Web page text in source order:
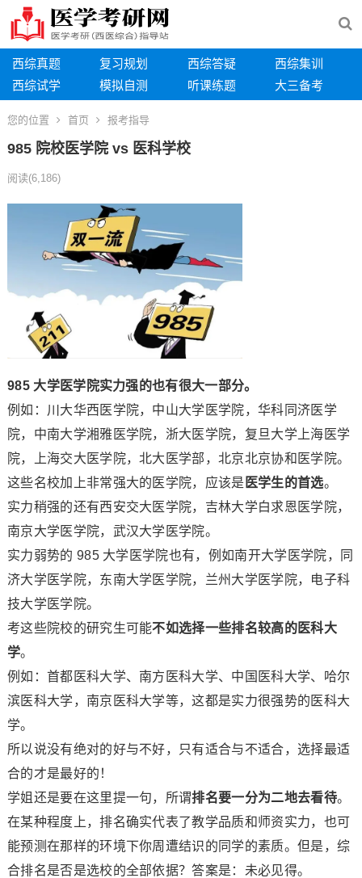
西综真题 复习规划 西综答疑
西综集训
西综试学
模拟自测 听课练题 大三备考
您的位置 首页 报考指导
985 院校医学院 vs 医科学校
阅读(6,186)
985 大学医学院实力强的也有很大一部分。
例如：川大华西医学院，中山大学医学院，华科同济医学
院，中南大学湘雅医学院，浙大医学院，复旦大学上海医学
院，上海交大医学院，北大医学部，北京北京协和医学院。
这些名校加上非常强大的医学院，应该是 医学生的首选。
实力稍强的还有西安交大医学院，吉林大学白求恩医学院，
南京大学医学院，武汉大学医学院。
实力弱势的 985 大学医学院也有，例如南开大学医学院，同
济大学医学院，东南大学医学院，兰州大学医学院，电子科
技大学医学院。
考这些院校的研究生可能不如选择一些排名较高的医科大
学。
例如：首都医科大学、南方医科大学、中国医科大学、哈尔
滨医科大学，南京医科大学等，这都是实力很强势的医科大
学。
所以说没有绝对的好与不好，只有适合与不适合，选择最适
合的才是最好的！
学姐还是要在这里提一句，所谓排名要一分为二地去看待。
在某种程度上，排名确实代表了教学品质和师资实力，也可
能预测在那样的环境下你周遭结识的同学的素质。但是，综
合排名是否是选校的全部依据？答案是：未必见得。